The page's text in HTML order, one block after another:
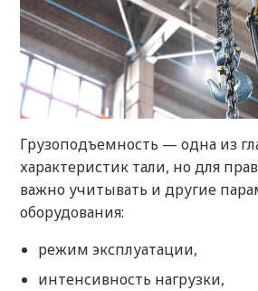
Грузоподъемность — одна из
характеристик тали, но для
важно учитывать и другие
оборудования:
режим эксплуатации,
интенсивность нагрузки,